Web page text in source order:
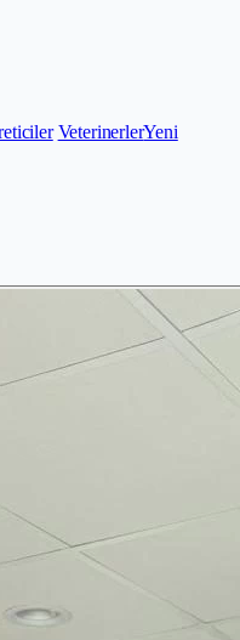
VeterinerlerYeni